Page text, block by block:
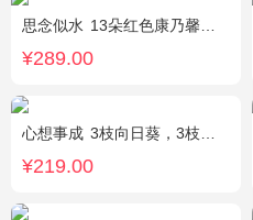
思念似水 13朵红色康乃馨，5朵粉玫瑰，粉色洋桔梗、红豆、尤加利搭配
¥289.00
心想事成 3枝向日葵，3枝香槟玫瑰，搭配桔梗、尤加利叶
¥219.00